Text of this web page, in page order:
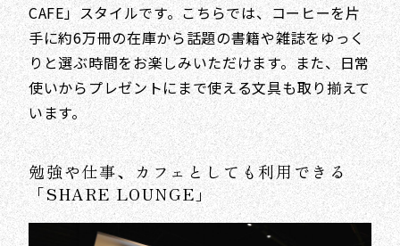
CAFE」スタイルです。こちらでは、コーヒーを片
手に約6万冊の在庫から話題の書籍や雑誌をゆっく
りと選ぶ時間をお楽しみいただけます。また、日常
使いからプレゼントにまで使える文具も取り揃えて
います。
勉強や仕事、カフェとしても利用できる
「SHARE LOUNGE」